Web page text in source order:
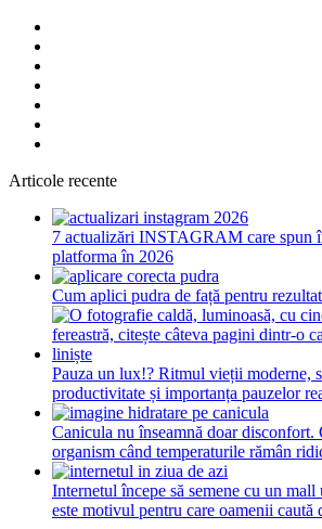
Articole recente
7 actualizări INSTAGRAM care spun
platforma în 2026
Cum aplici pudra de față pentru
Pauza un lux!? Ritmul vieții moderne,
productivitate și importanța pauzelor
Canicula nu înseamnă doar disconfort.
organism când temperaturile rămân
Internetul începe să semene cu un mall
este motivul pentru care oamenii caută